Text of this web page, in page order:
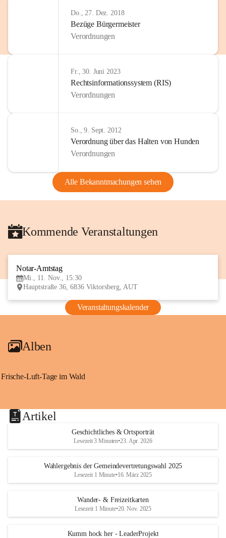
Do., 27. Dez. 2018
Bezüge Bürgermeister
Verordnungen
Fr., 30. Juni 2023
Rechtsinformationssystem (RIS)
Verordnungen
So., 9. Sept. 2012
Verordnung über das Halten von Hunden
Verordnungen
Alle Bekanntmachungen sehen
Kommende Veranstaltungen
Notar-Amtstag
Mi., 11. Nov., 15:30
Hauptstraße 36, 6836 Viktorsberg, AUT
Veranstaltungskalender
Alben
Frische-Luft-Tage im Wald
Artikel
Geschichtliches & Ortsporträt
Lesezeit 3 Minuten•23. Apr. 2026
Wahlergebnis der Gemeindevertretungswahl 2025
Lesezeit 1 Minute•16. März 2025
Wander- & Freizeitkarten
Lesezeit 1 Minute•20. Nov. 2025
Kumm hock her - LeaderProjekt